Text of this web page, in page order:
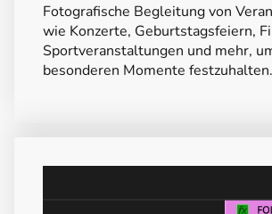
Fotografische Begleitung von
wie Konzerte, Geburtstagsfeiern,
Sportveranstaltungen und mehr,
besonderen Momente festzuhalten.